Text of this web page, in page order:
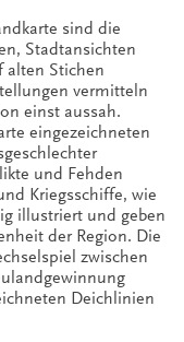
sind die
Stadtansichten
alten Stichen
vermitteln
einst aussah.
eingezeichneten
und Fehden
Kriegsschiffe, wie
illustriert und geben
der Region. Die
zwischen
Deichlinien